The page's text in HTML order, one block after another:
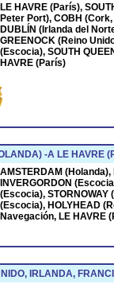
LE HAVRE (París),
Peter Port), COBH
DUBLÍN (Irlanda del
GREENOCK (Reino
(Escocia), SOUTH
HAVRE (París)
-A LE HAVRE
AMSTERDAM
INVERGORDON
(Escocia),
(Escocia), HOLYHEAD
Navegación, LE HAVRE
IRLANDA,